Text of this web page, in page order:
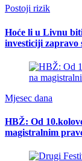
Postoji rizik
Hoće li u Livnu
investiciji zapravo
Mjesec dana
HBŽ: Od
magistralnim